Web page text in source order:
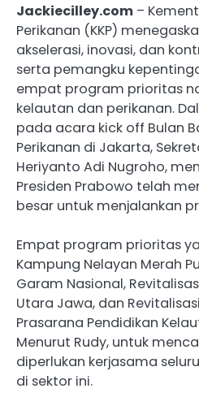
Jackiecilley.com –
Perikanan (KKP)
akselerasi, inovasi, dan
serta pemangku
empat program prioritas
kelautan dan perikanan.
pada acara kick off Bulan
Perikanan di Jakarta,
Heriyanto Adi Nugroho,
Presiden Prabowo telah
besar untuk menjalankan
Empat program prioritas
Kampung Nelayan Merah
Garam Nasional,
Utara Jawa, dan
Prasarana Pendidikan
Menurut Rudy, untuk
diperlukan kerjasama
di sektor ini.